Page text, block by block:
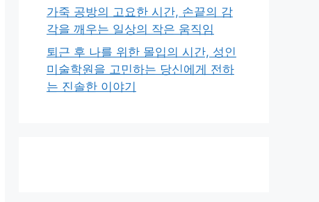
가죽 공방의 고요한 시간, 손끝의 감
각을 깨우는 일상의 작은 움직임
퇴근 후 나를 위한 몰입의 시간, 성인
미술학원을 고민하는 당신에게 전하
는 진솔한 이야기